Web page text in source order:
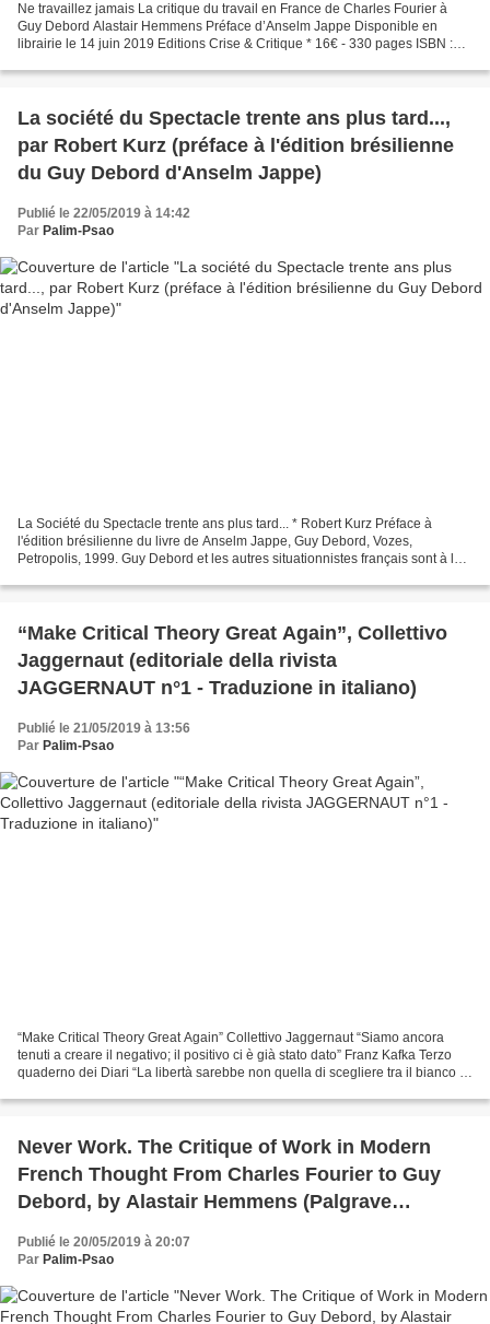
Ne travaillez jamais La critique du travail en France de Charles Fourier à
Guy Debord Alastair Hemmens Préface d’Anselm Jappe Disponible en
librairie le 14 juin 2019 Editions Crise & Critique * 16€ - 330 pages ISBN :
La société du Spectacle trente ans plus tard...,
par Robert Kurz (préface à l'édition brésilienne
du Guy Debord d'Anselm Jappe)
Publié le 22/05/2019 à 14:42
Par Palim-Psao
La Société du Spectacle trente ans plus tard... * Robert Kurz Préface à
l'édition brésilienne du livre de Anselm Jappe, Guy Debord, Vozes,
Petropolis, 1999. Guy Debord et les autres situationnistes français sont à la
“Make Critical Theory Great Again”, Collettivo
Jaggernaut (editoriale della rivista
JAGGERNAUT n°1 - Traduzione in italiano)
Publié le 21/05/2019 à 13:56
Par Palim-Psao
“Make Critical Theory Great Again” Collettivo Jaggernaut “Siamo ancora
tenuti a creare il negativo; il positivo ci è già stato dato” Franz Kafka Terzo
quaderno dei Diari “La libertà sarebbe non quella di scegliere tra il bianco e
Never Work. The Critique of Work in Modern
French Thought From Charles Fourier to Guy
Debord, by Alastair Hemmens (Palgrave
Macmillan, 2019)
Publié le 20/05/2019 à 20:07
Par Palim-Psao